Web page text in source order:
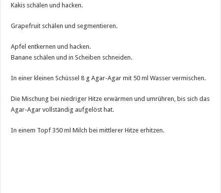
Kakis schälen und hacken.
Grapefruit schälen und segmentieren.
Apfel entkernen und hacken.
Banane schälen und in Scheiben schneiden.
In einer kleinen Schüssel 8 g Agar-Agar mit 50 ml Wasser vermischen.
Die Mischung bei niedriger Hitze erwärmen und umrühren, bis sich das
Agar-Agar vollständig aufgelöst hat.
In einem Topf 350 ml Milch bei mittlerer Hitze erhitzen.